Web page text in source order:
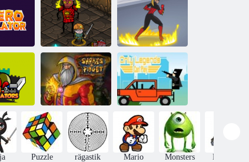
Rüüsta
kangelased 2
Superlahingu
meeskond
Raputab ja
Fidget
Mängida saavad
ainult legendid
Puzzle rägastik Mario Monsters
Koguda